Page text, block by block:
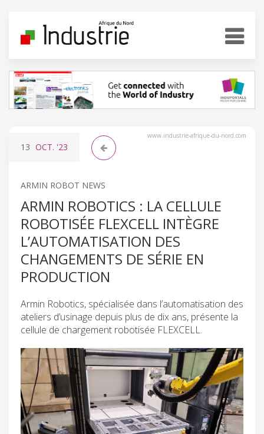
www.industrie-afrique-du-nord.com
13 OCT. '23
ARMIN ROBOT NEWS
ARMIN ROBOTICS : LA CELLULE
ROBOTISÉE FLEXCELL INTÈGRE
L’AUTOMATISATION DES
CHANGEMENTS DE SÉRIE EN
PRODUCTION
Armin Robotics, spécialisée dans l’automatisation des
ateliers d’usinage depuis plus de dix ans, présente la
cellule de chargement robotisée FLEXCELL.